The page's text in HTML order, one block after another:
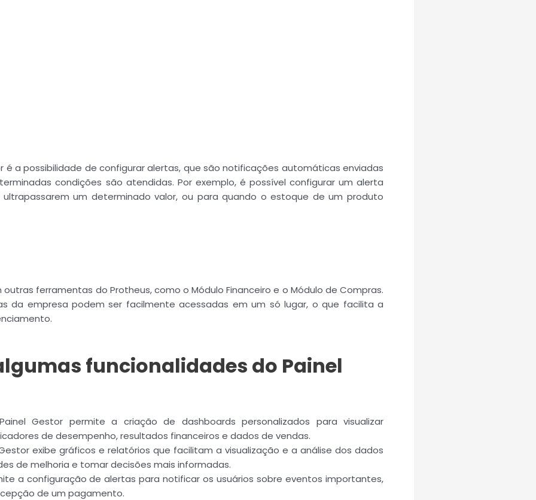
é a possibilidade de configurar alertas, que são notificações automáticas enviadas
condições são atendidas. Por exemplo, é possível configurar um alerta
um determinado valor, ou para quando o estoque de um produto
ferramentas do Protheus, como o Módulo Financeiro e o Módulo de Compras.
da empresa podem ser facilmente acessadas em um só lugar, o que facilita a
funcionalidades do Painel
Gestor permite a criação de dashboards personalizados para visualizar
de desempenho, resultados financeiros e dados de vendas.
exibe gráficos e relatórios que facilitam a visualização e a análise dos dados
de melhoria e tomar decisões mais informadas.
a configuração de alertas para notificar os usuários sobre eventos importantes,
de um pagamento.